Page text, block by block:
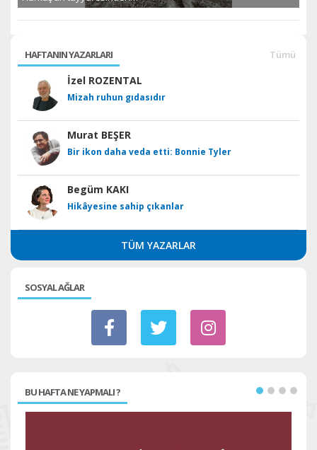
HAFTANIN YAZARLARI Tümü
İzel ROZENTAL
Mizah ruhun gıdasıdır
Murat BEŞER
Bir ikon daha veda etti: Bonnie Tyler
Begüm KAKI
Hikâyesine sahip çıkanlar
TÜM YAZARLAR
SOSYAL AĞLAR
BU HAFTA NE YAPMALI ?